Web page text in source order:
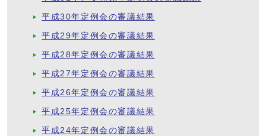
平成30年定例会の審議結果
平成29年定例会の審議結果
平成28年定例会の審議結果
平成27年定例会の審議結果
平成26年定例会の審議結果
平成25年定例会の審議結果
平成24年定例会の審議結果